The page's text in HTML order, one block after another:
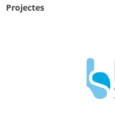
Projectes